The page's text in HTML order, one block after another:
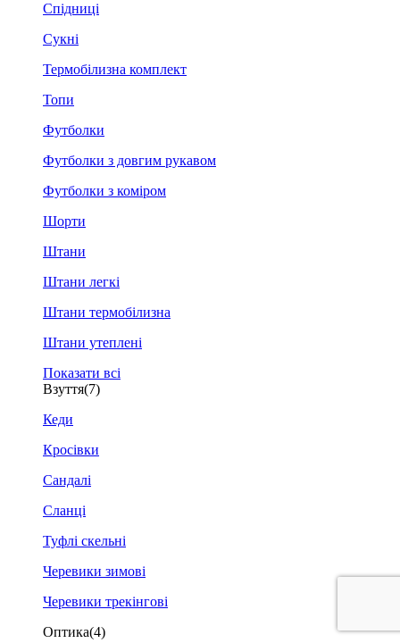
Спідниці
Сукні
Термобілизна комплект
Топи
Футболки
Футболки з довгим рукавом
Футболки з коміром
Шорти
Штани
Штани легкі
Штани термобілизна
Штани утеплені
Показати всі
Взуття(7)
Кеди
Кросівки
Сандалі
Сланці
Туфлі скельні
Черевики зимові
Черевики трекінгові
Оптика(4)